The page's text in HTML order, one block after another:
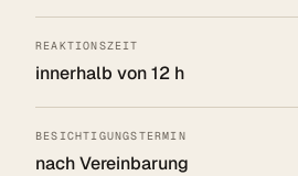
REAKTIONSZEIT
innerhalb von 12 h
BESICHTIGUNGSTERMIN
nach Vereinbarung